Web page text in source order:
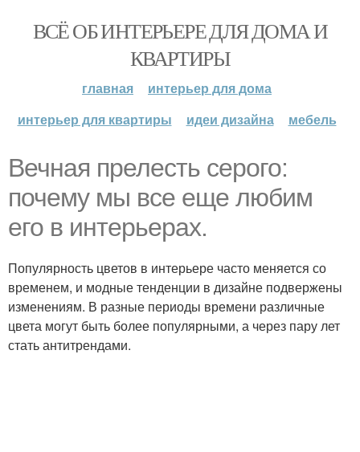
ВСЁ ОБ ИНТЕРЬЕРЕ ДЛЯ ДОМА И
КВАРТИРЫ
главная
интерьер для дома
интерьер для квартиры
идеи дизайна мебель
Вечная прелесть серого:
почему мы все еще любим
его в интерьерах.
Популярность цветов в интерьере часто меняется со
временем, и модные тенденции в дизайне подвержены
изменениям. В разные периоды времени различные
цвета могут быть более популярными, а через пару лет
стать антитрендами.